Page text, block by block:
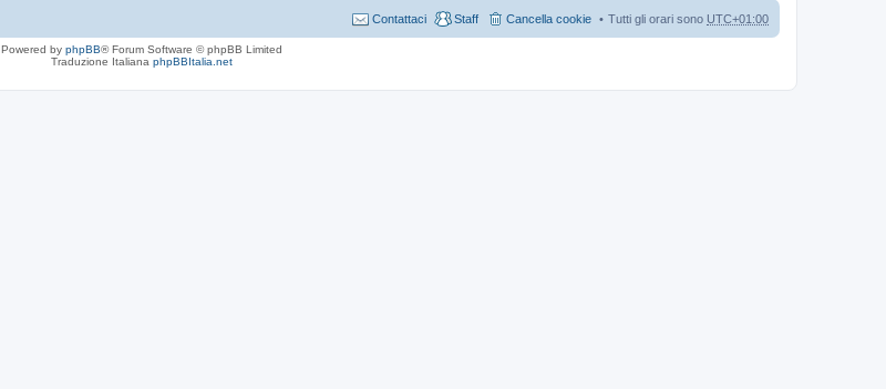
Tutti gli orari sono UTC+01:00
Cancella cookie
Staff
Contattaci
Powered by phpBB® Forum Software © phpBB Limited
Traduzione Italiana phpBBItalia.net